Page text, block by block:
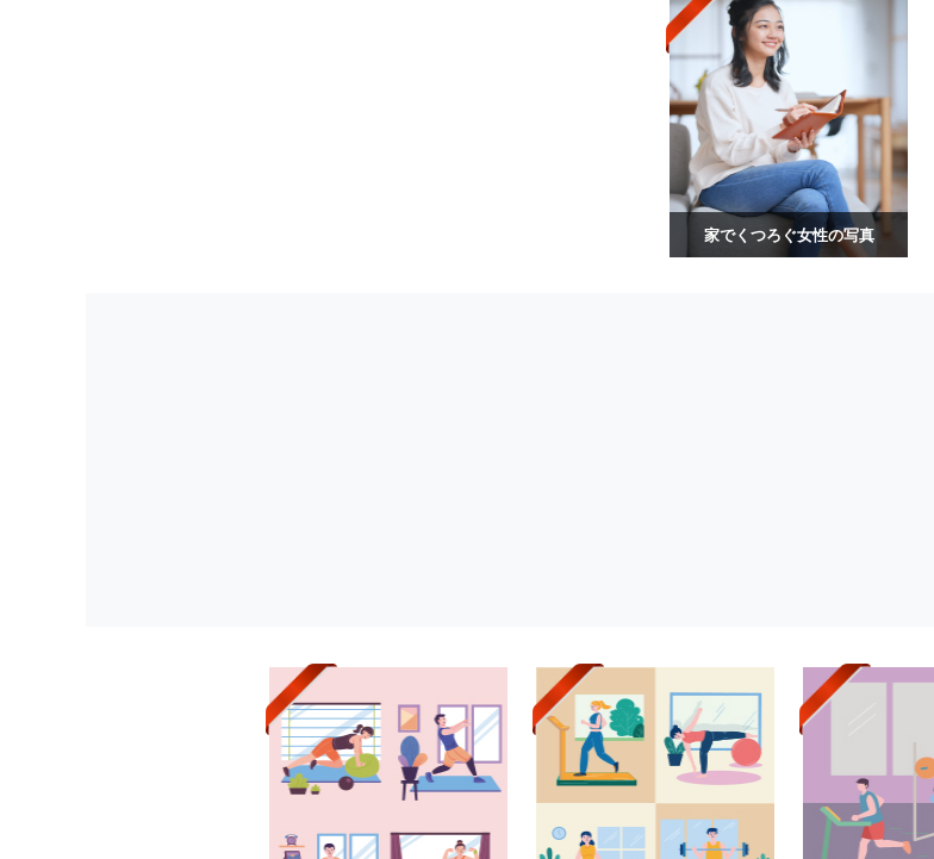
家でくつろぐ女性の写真